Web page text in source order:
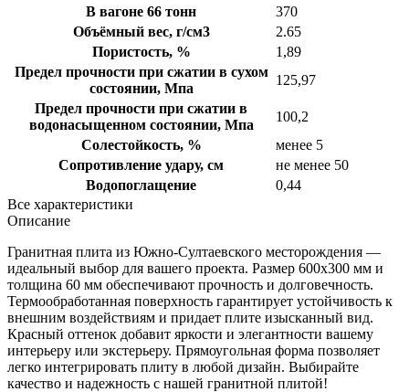
В вагоне 66 тонн
370
Объёмный вес, г/см3
2.65
Пористость, %
1,89
Предел прочности при сжатии в сухом
состоянии, Мпа
125,97
Предел прочности при сжатии в
водонасыщенном состоянии, Мпа
100,2
Солестойкость, %
менее 5
Сопротивление удару, см
не менее 50
Водопоглащение
0,44
Все характеристики
Описание
Гранитная плита из Южно-Султаевского месторождения —
идеальный выбор для вашего проекта. Размер 600х300 мм и
толщина 60 мм обеспечивают прочность и долговечность.
Термообработанная поверхность гарантирует устойчивость к
внешним воздействиям и придает плите изысканный вид.
Красный оттенок добавит яркости и элегантности вашему
интерьеру или экстерьеру. Прямоугольная форма позволяет
легко интегрировать плиту в любой дизайн. Выбирайте
качество и надежность с нашей гранитной плитой!